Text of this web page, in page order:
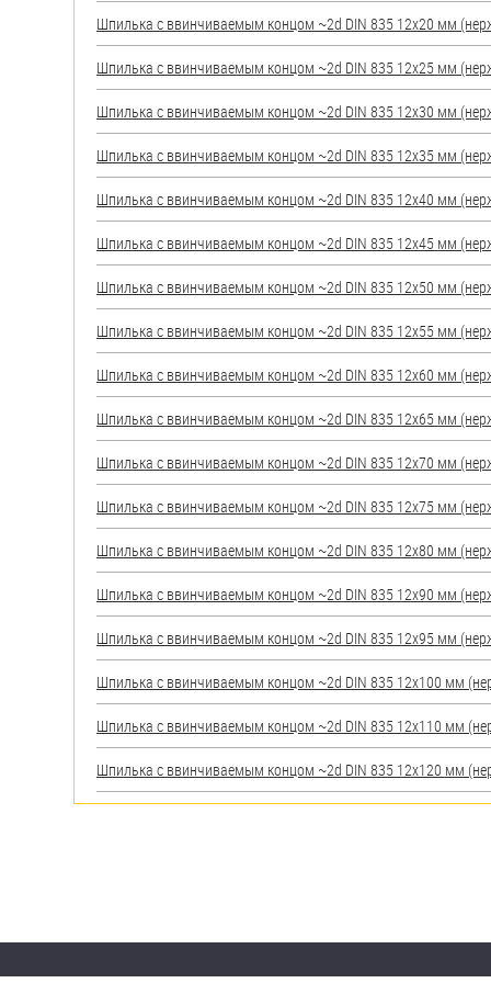
Пробки
Саморезы и шурупы
Стопорные кольца
Такелаж
Хомуты
Шайбы
Шпильки
Шплинты
Штифты и пальцы
Шпилька c ввинчиваемым концом ~2d DIN 835 12х20 мм
Шпилька c ввинчиваемым концом ~2d DIN 835 12х25 мм
Шпилька c ввинчиваемым концом ~2d DIN 835 12х30 мм
Шпилька c ввинчиваемым концом ~2d DIN 835 12х35 мм
Шпилька c ввинчиваемым концом ~2d DIN 835 12х40 мм
Шпилька c ввинчиваемым концом ~2d DIN 835 12х45 мм
Шпилька c ввинчиваемым концом ~2d DIN 835 12х50 мм
Шпилька c ввинчиваемым концом ~2d DIN 835 12х55 мм
Шпилька c ввинчиваемым концом ~2d DIN 835 12х60 мм
Шпилька c ввинчиваемым концом ~2d DIN 835 12х65 мм
Шпилька c ввинчиваемым концом ~2d DIN 835 12х70 мм
Шпилька c ввинчиваемым концом ~2d DIN 835 12х75 мм
Шпилька c ввинчиваемым концом ~2d DIN 835 12х80 мм
Шпилька c ввинчиваемым концом ~2d DIN 835 12х90 мм
Шпилька c ввинчиваемым концом ~2d DIN 835 12х95 мм
Шпилька c ввинчиваемым концом ~2d DIN 835 12х100 мм
Шпилька c ввинчиваемым концом ~2d DIN 835 12х110 мм
Шпилька c ввинчиваемым концом ~2d DIN 835 12х120 мм